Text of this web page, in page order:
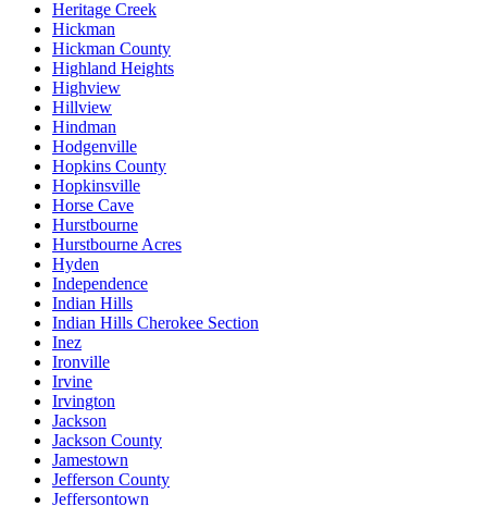
Heritage Creek
Hickman
Hickman County
Highland Heights
Highview
Hillview
Hindman
Hodgenville
Hopkins County
Hopkinsville
Horse Cave
Hurstbourne
Hurstbourne Acres
Hyden
Independence
Indian Hills
Indian Hills Cherokee Section
Inez
Ironville
Irvine
Irvington
Jackson
Jackson County
Jamestown
Jefferson County
Jeffersontown